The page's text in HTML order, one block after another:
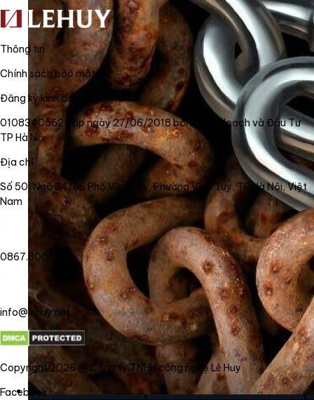
Thông tin
Chính sách bảo mật
Đăng ký kinh doanh
0108340562 cấp ngày 27/06/2018 bởi Sở Kế Hoạch và Đầu Tư
TP Hà Nội
Địa chỉ
Số 50, Ngõ 34/56 Phố Vĩnh Tuy, Phường Vĩnh Tuy, TP Hà Nội, Việt
Nam
0867.800.878
info@lehuy.net
Copyright 2026 @ Công ty TNHH công nghệ Lê Huy
Facebook